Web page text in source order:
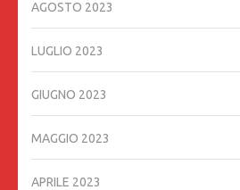
AGOSTO 2023
LUGLIO 2023
GIUGNO 2023
MAGGIO 2023
APRILE 2023